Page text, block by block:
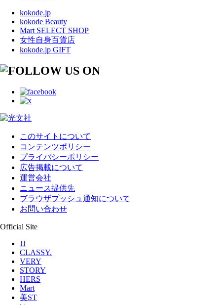
kokode.jp
kokode Beauty
Mart SELECT SHOP
女性自身百貨店
kokode.jp GIFT
このサイトについて
コンテンツポリシー
プライバシーポリシー
広告掲載について
運営会社
ニュース提供先
ブラウザプッシュ通知について
お問い合わせ
Official Site
JJ
CLASSY.
VERY
STORY
HERS
Mart
美ST